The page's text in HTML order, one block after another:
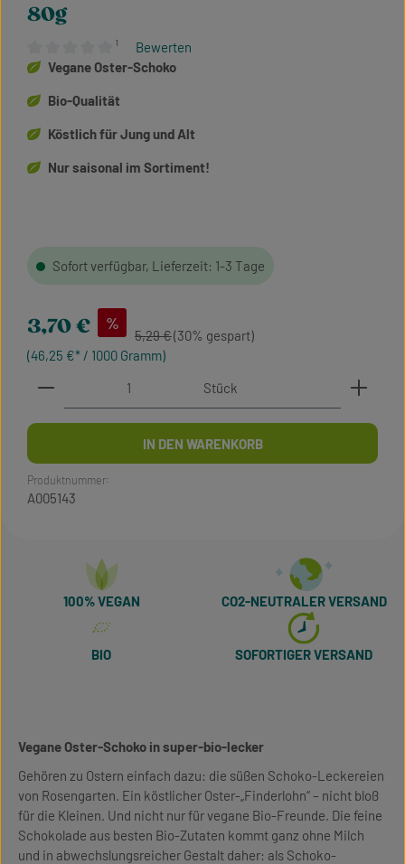
Durchschnittliche Bewertung von 0 von 5 Sternen
¹ Bewerten
80g
Vegane Oster-Schoko
Bio-Qualität
Köstlich für Jung und Alt
Nur saisonal im Sortiment!
Verkaufspreis:
3,70 € %
Regulärer Preis:
5,29 €(30% gespart)
(46,25 €* / 1000 Gramm)
Sofort verfügbar, Lieferzeit: 1-3 Tage
Produkt Anzahl: Gib den gewünschten Wert ein
Stück
IN DEN WARENKORB
Produktnummer:
A005143
100% VEGAN CO2-NEUTRALER VERSAND
BIO SOFORTIGER VERSAND
Vegane Oster-Schoko in super-bio-lecker
Gehören zu Ostern einfach dazu: die süßen Schoko-Leckereien
von Rosengarten. Ein köstlicher Oster-„Finderlohn“ – nicht bloß
für die Kleinen. Und nicht nur für vegane Bio-Freunde. Die feine
Schokolade aus besten Bio-Zutaten kommt ganz ohne Milch
und in abwechslungsreicher Gestalt daher: als Schoko-